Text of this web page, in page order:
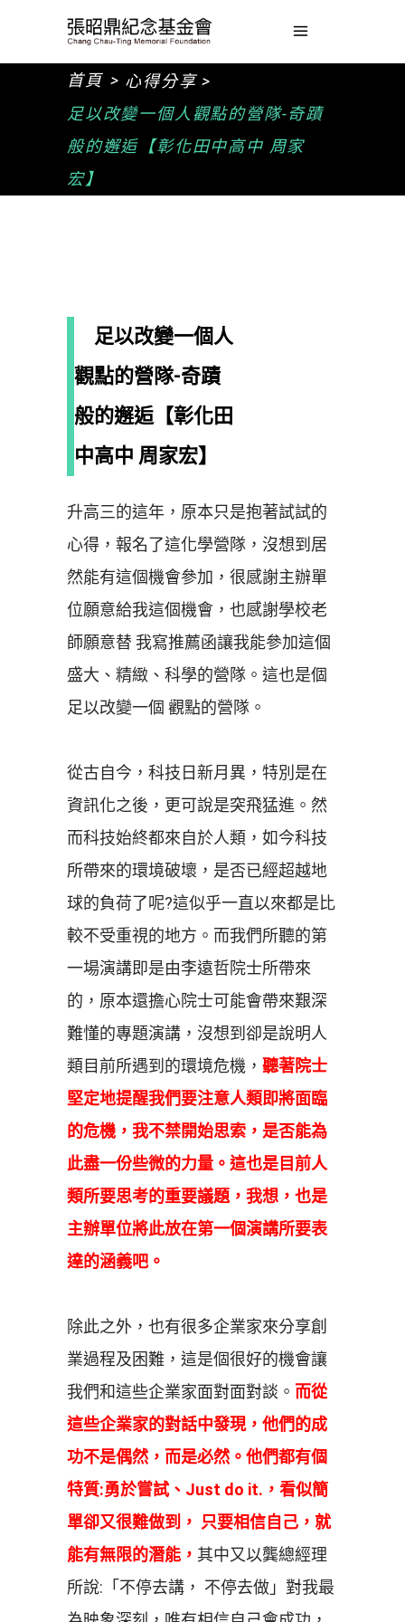
首頁 > 心得分享 >
足以改變一個人觀點的營隊-奇蹟
般的邂逅【彰化田中高中 周家
宏】
足以改變一個人
觀點的營隊-奇蹟
般的邂逅【彰化田
中高中 周家宏】
升高三的這年，原本只是抱著試試的
心得，報名了這化學營隊，沒想到居
然能有這個機會參加，很感謝主辦單
位願意給我這個機會，也感謝學校老
師願意替 我寫推薦函讓我能參加這個
盛大、精緻、科學的營隊。這也是個
足以改變一個 觀點的營隊。
從古自今，科技日新月異，特別是在
資訊化之後，更可說是突飛猛進。然
而科技始終都來自於人類，如今科技
所帶來的環境破壞，是否已經超越地
球的負荷了呢?這似乎一直以來都是比
較不受重視的地方。而我們所聽的第
一場演講即是由李遠哲院士所帶來
的，原本還擔心院士可能會帶來艱深
難懂的專題演講，沒想到卻是說明人
類目前所遇到的環境危機， 聽著院士
堅定地提醒我們要注意人類即將面臨
的危機，我不禁開始思索，是否能為
此盡一份些微的力量。這也是目前人
類所要思考的重要議題，我想，也是
主辦單位將此放在第一個演講所要表
達的涵義吧。
除此之外，也有很多企業家來分享創
業過程及困難，這是個很好的機會讓
我們和這些企業家面對面對談。 而從
這些企業家的對話中發現，他們的成
功不是偶然，而是必然。他們都有個
特質:勇於嘗試、Just do it.，看似簡
單卻又很難做到， 只要相信自己，就
能有無限的潛能， 其中又以龔總經理
所說:「不停去講， 不停去做」對我最